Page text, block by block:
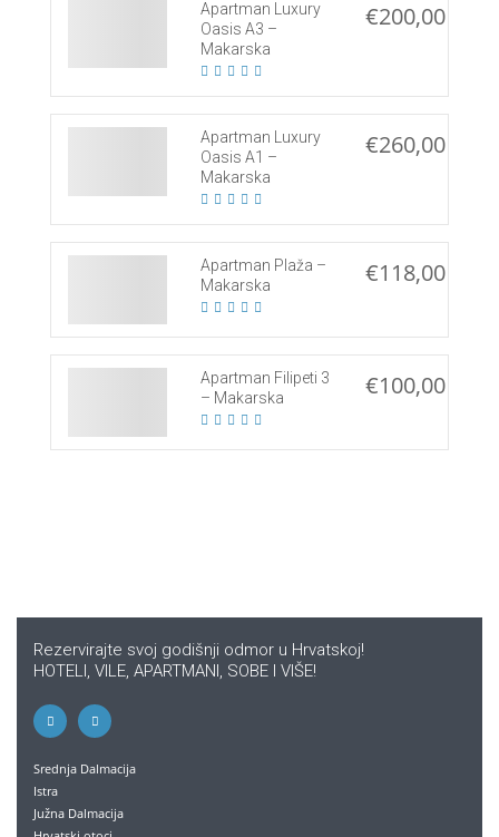
Apartman Luxury
Oasis A3 –
Makarska
€200,00
Apartman Luxury
Oasis A1 –
Makarska
€260,00
Apartman Plaža –
Makarska
€118,00
Apartman Filipeti 3
– Makarska
€100,00
Rezervirajte svoj godišnji odmor u Hrvatskoj!
HOTELI, VILE, APARTMANI, SOBE I VIŠE!
Srednja Dalmacija
Istra
Južna Dalmacija